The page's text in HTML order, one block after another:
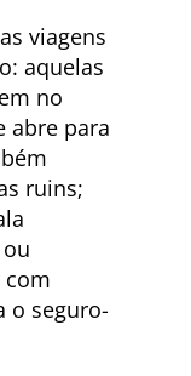
viagens
aquelas
no
abre para
ruins;
com
o seguro-